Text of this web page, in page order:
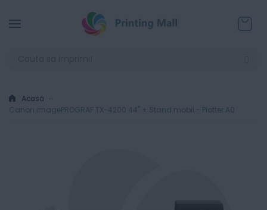
Acasă
Canon imagePROGRAF TX-4200 44" + Stand mobil - Plotter A0